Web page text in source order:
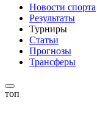
Новости спорта
Результаты
Турниры
Статьи
Прогнозы
Трансферы
топ